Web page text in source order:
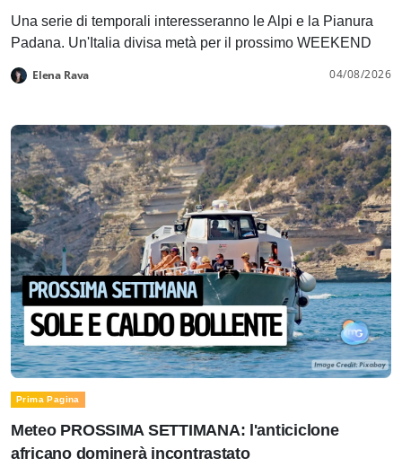
Una serie di temporali interesseranno le Alpi e la Pianura
Padana. Un'Italia divisa metà per il prossimo WEEKEND
Elena Rava 04/08/2026
Prima Pagina
Meteo PROSSIMA SETTIMANA: l'anticiclone
africano dominerà incontrastato